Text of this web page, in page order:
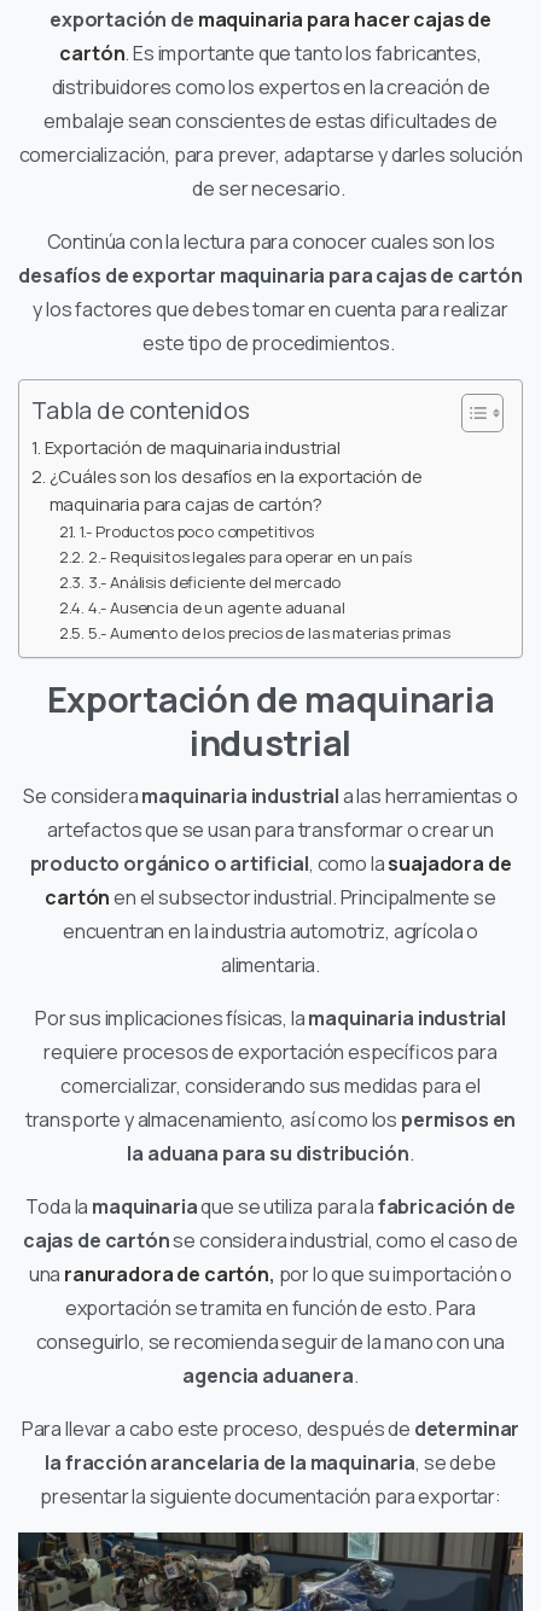
exportación de maquinaria para hacer cajas de
cartón. Es importante que tanto los fabricantes,
distribuidores como los expertos en la creación de
embalaje sean conscientes de estas dificultades de
comercialización, para prever, adaptarse y darles solución
de ser necesario.
Continúa con la lectura para conocer cuales son los
desafíos de exportar maquinaria para cajas de cartón
y los factores que debes tomar en cuenta para realizar
este tipo de procedimientos.
Tabla de contenidos
Exportación de maquinaria industrial
¿Cuáles son los desafíos en la exportación de
maquinaria para cajas de cartón?
1.- Productos poco competitivos
2.- Requisitos legales para operar en un país
3.- Análisis deficiente del mercado
4.- Ausencia de un agente aduanal
5.- Aumento de los precios de las materias primas
Exportación de maquinaria
industrial
Se consideramaquinaria industriala las herramientas o
artefactos que se usan para transformar o crear un
producto orgánico o artificial, como lasuajadora de
cartónen el subsector industrial. Principalmente se
encuentran en la industria automotriz, agrícola o
alimentaria.
Por sus implicaciones físicas, lamaquinaria industrial
requiere procesos de exportación específicos para
comercializar, considerando sus medidas para el
transporte y almacenamiento, así como los permisos en
la aduana para su distribución.
Toda la maquinariaque se utiliza para lafabricación de
cajas de cartónse considera industrial, como el caso de
una ranuradora de cartón, por lo que su importación o
exportación se tramita en función de esto. Para
conseguirlo, se recomienda seguir de la mano con una
agencia aduanera.
Para llevar a cabo este proceso, después de determinar
la fracción arancelaria de la maquinaria, se debe
presentar la siguiente documentación para exportar: